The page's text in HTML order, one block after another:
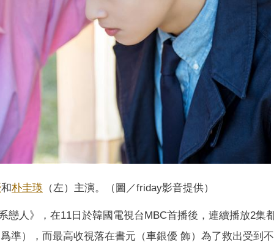
和朴圭瑛 （左）主演。（圖／friday影音提供）
戀人》，在11日於韓國電視台MBC首播後，連續播放2集
準），而最高收視落在書元（車銀優 飾）為了救出受到